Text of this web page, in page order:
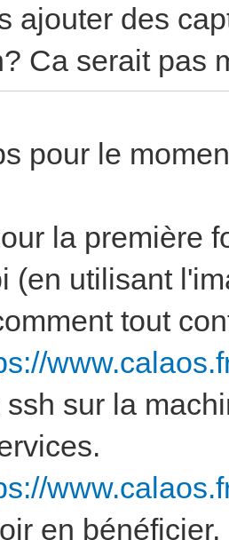
ajouter des
Ca serait pas
pour le
la première
(en utilisant
tout
sur la
en